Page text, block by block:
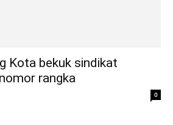
Kota bekuk sindikat
rangka
0